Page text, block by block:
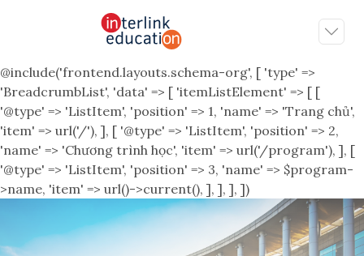
@include('frontend.layouts.schema-org', [ 'type' =>
'BreadcrumbList', 'data' => [ 'itemListElement' => [ [
'@type' => 'ListItem', 'position' => 1, 'name' => 'Trang chủ',
'item' => url('/'), ], [ '@type' => 'ListItem', 'position' => 2,
'name' => 'Chương trình học', 'item' => url('/program'), ], [
'@type' => 'ListItem', 'position' => 3, 'name' => $program-
>name, 'item' => url()->current(), ], ], ], ])